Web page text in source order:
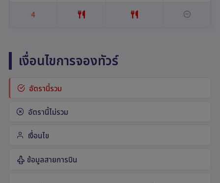
4
เงื่อนไขการจองทัวร์
อัตรานี้รวม
อัตรานี้ไม่รวม
เงื่อนไข
ข้อมูลสายการบิน